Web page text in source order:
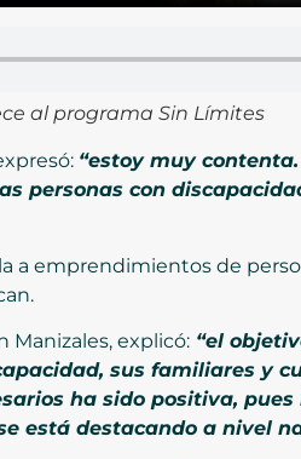
al programa Sin Límites
“estoy muy
personas con
a emprendimientos de
Manizales, explicó: “el
sus familiares y
ha sido positiva,
está destacando a nivel